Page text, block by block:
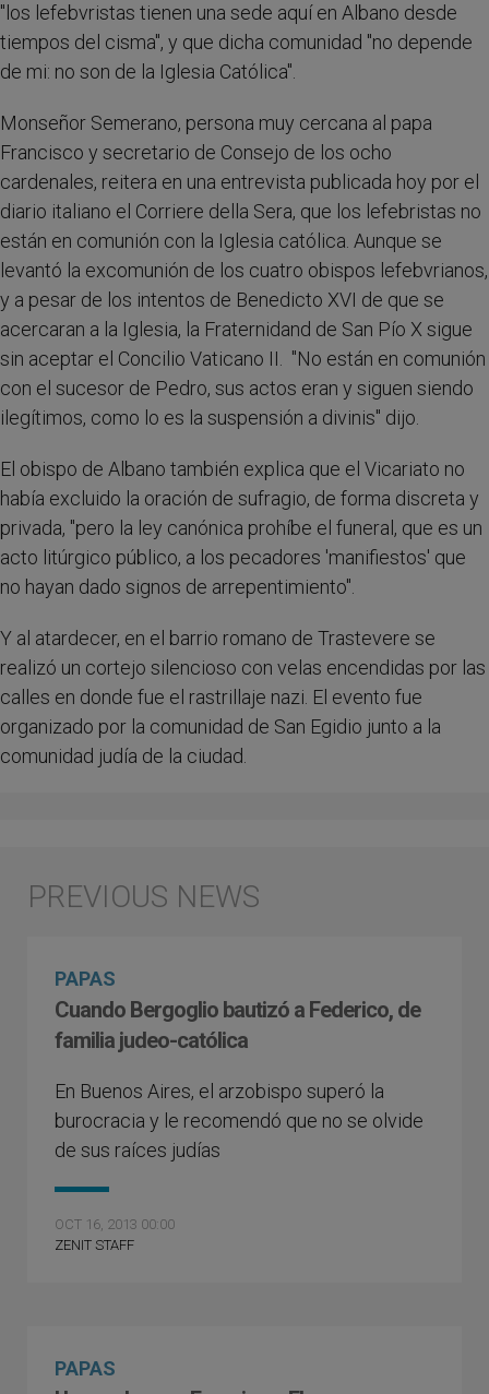
"los lefebvristas tienen una sede aquí en Albano desde
tiempos del cisma", y que dicha comunidad "no depende
de mi: no son de la Iglesia Católica".
Monseñor Semerano, persona muy cercana al papa
Francisco y secretario de Consejo de los ocho
cardenales, reitera en una entrevista publicada hoy por el
diario italiano el Corriere della Sera, que los lefebristas no
están en comunión con la Iglesia católica. Aunque se
levantó la excomunión de los cuatro obispos lefebvrianos,
y a pesar de los intentos de Benedicto XVI de que se
acercaran a la Iglesia, la Fraternidand de San Pío X sigue
sin aceptar el Concilio Vaticano II. "No están en comunión
con el sucesor de Pedro, sus actos eran y siguen siendo
ilegítimos, como lo es la suspensión a divinis" dijo.
El obispo de Albano también explica que el Vicariato no
había excluido la oración de sufragio, de forma discreta y
privada, "pero la ley canónica prohíbe el funeral, que es un
acto litúrgico público, a los pecadores 'manifiestos' que
no hayan dado signos de arrepentimiento".
Y al atardecer, en el barrio romano de Trastevere se
realizó un cortejo silencioso con velas encendidas por las
calles en donde fue el rastrillaje nazi. El evento fue
organizado por la comunidad de San Egidio junto a la
comunidad judía de la ciudad.
PAPAS
Cuando Bergoglio bautizó a Federico, de
familia judeo-católica
En Buenos Aires, el arzobispo superó la
burocracia y le recomendó que no se olvide
de sus raíces judías
OCT 16, 2013 00:00
ZENIT STAFF
PAPAS